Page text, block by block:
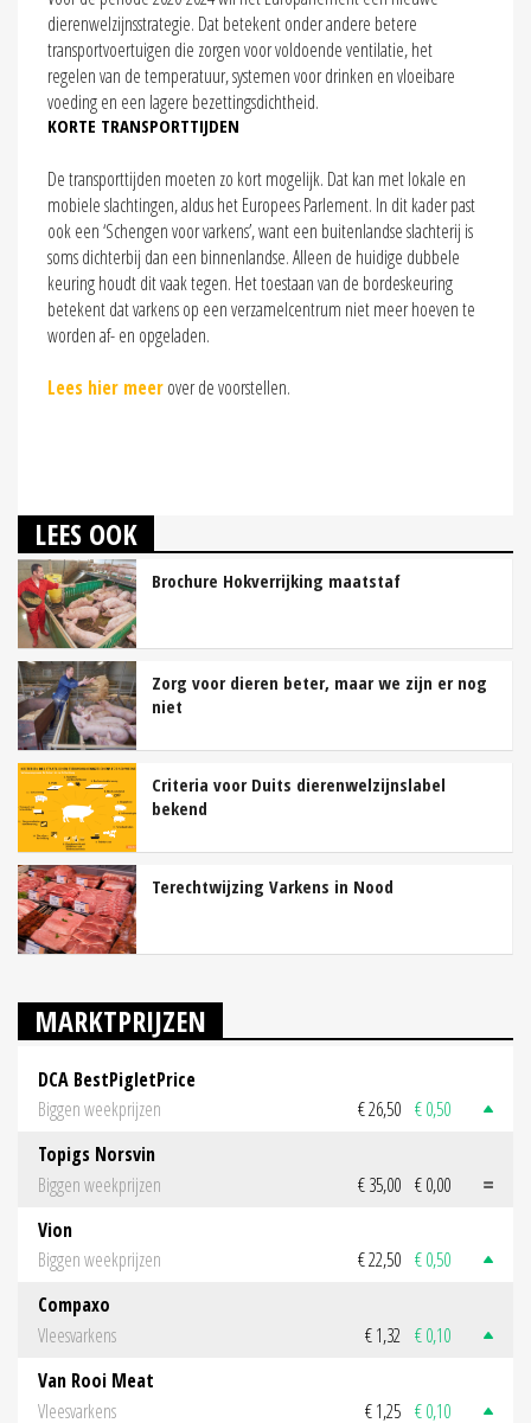
dierenwelzijnsstrategie. Dat betekent onder andere betere
transportvoertuigen die zorgen voor voldoende ventilatie, het
regelen van de temperatuur, systemen voor drinken en vloeibare
voeding en een lagere bezettingsdichtheid.
KORTE TRANSPORTTIJDEN
De transporttijden moeten zo kort mogelijk. Dat kan met lokale en
mobiele slachtingen, aldus het Europees Parlement. In dit kader past
ook een ‘Schengen voor varkens’, want een buitenlandse slachterij is
soms dichterbij dan een binnenlandse. Alleen de huidige dubbele
keuring houdt dit vaak tegen. Het toestaan van de bordeskeuring
betekent dat varkens op een verzamelcentrum niet meer hoeven te
worden af- en opgeladen.
Lees hier meerover de voorstellen.
LEES OOK
Brochure Hokverrijking maatstaf
Zorg voor dieren beter, maar we zijn er nog
niet
Criteria voor Duits dierenwelzijnslabel
bekend
Terechtwijzing Varkens in Nood
MARKTPRIJZEN
DCA BestPigletPrice
Biggen weekprijzen
€ 26,50 € 0,50
Topigs Norsvin
Biggen weekprijzen
€ 35,00 € 0,00
Vion
Biggen weekprijzen
€ 22,50 € 0,50
Compaxo
Vleesvarkens
€ 1,32 € 0,10
Van Rooi Meat
Vleesvarkens
€ 1,25 € 0,10